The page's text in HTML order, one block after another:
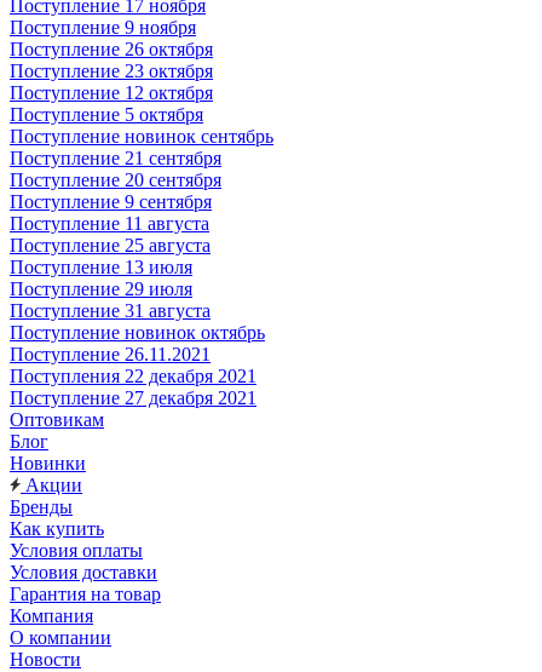
Поступление 17 ноября
Поступление 9 ноября
Поступление 26 октября
Поступление 23 октября
Поступление 12 октября
Поступление 5 октября
Поступление новинок сентябрь
Поступление 21 сентября
Поступление 20 сентября
Поступление 9 сентября
Поступление 11 августа
Поступление 25 августа
Поступление 13 июля
Поступление 29 июля
Поступление 31 августа
Поступление новинок октябрь
Поступление 26.11.2021
Поступления 22 декабря 2021
Поступление 27 декабря 2021
Оптовикам
Блог
Новинки
Акции
Бренды
Как купить
Условия оплаты
Условия доставки
Гарантия на товар
Компания
О компании
Новости